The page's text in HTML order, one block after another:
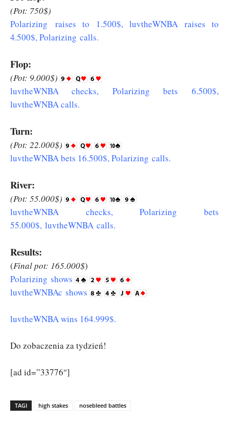
(Pot: 750$)
Polarizing raises to 1.500$, luvtheWNBA raises to
4.500$, Polarizing calls.
Flop:
(Pot: 9.000$)
luvtheWNBA checks, Polarizing bets 6.500$,
luvtheWNBA calls.
Turn:
(Pot: 22.000$)
luvtheWNBA bets 16.500$, Polarizing calls.
River:
(Pot: 55.000$)
luvtheWNBA checks, Polarizing bets
55.000$, luvtheWNBA calls.
Results:
(Final pot: 165.000$)
Polarizing shows
luvtheWNBAc shows
luvtheWNBA wins 164.999$.
Do zobaczenia za tydzień!
[ad id=”33776″]
TAGI high stakes nosebleed battles